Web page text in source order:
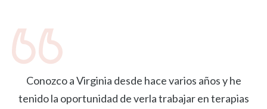
Conozco a Virginia desde hace varios años y he
tenido la oportunidad de verla trabajar en terapias